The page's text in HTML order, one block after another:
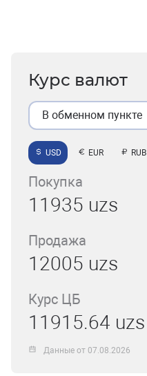
Курс валют
В обменном пункте
USD EUR RUB
Покупка
11935 uzs
Продажа
12005 uzs
Курс ЦБ
11915.64 uzs
Данные от 07.08.2026